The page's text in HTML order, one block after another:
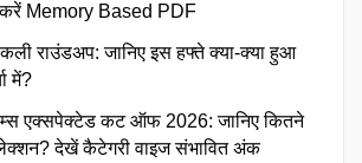
Memory Based PDF
राउंडअप: जानिए इस हफ्ते क्या-क्या हुआ
में?
एक्सपेक्टेड कट ऑफ 2026: जानिए कितने
देखें कैटेगरी वाइज संभावित अंक